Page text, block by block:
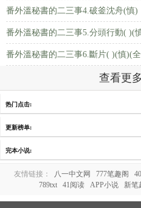
番外溫秘書的二三事4.破釜沈舟(慎)
番外溫秘書的二三事5.分頭行動( )(
番外溫秘書的二三事6.斷片( )(慎)(
查看更
热门点击:
更新榜单:
完本小说:
友情链接： 八一中文网 777笔趣阁
789txt
41阅读 APP小说 新笔